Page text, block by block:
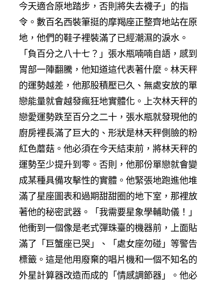
今天適合原地踏步，否則將失去襪子」的指
令。數百名西裝筆挺的摩羯座正整齊地站在原
地，他們的鞋子裡裝滿了已經潮濕的淚水。
「負百分之八十七？」張水瓶喃喃自語，感到
胃部一陣翻騰，他知道這代表著什麼。林天秤
的運勢越差，他那股積壓已久、無處安放的單
戀能量就會越發瘋狂地實體化。上次林天秤的
戀愛運勢跌至百分之二十，張水瓶就發現他的
廚房裡長滿了巨大的、形狀是林天秤側臉的粉
紅色蘑菇。他必須在今天結束前，將林天秤的
運勢至少提升到零。否則，他那份單戀就會變
成某種具備攻擊性的實體。他緊張地跑進他堆
滿了星座圖表和過期甜甜圈的地下室，那裡放
著他的秘密武器。「我需要星象學輔助儀！」
他衝到一個像是老式彈珠臺的機器前，上面貼
滿了「巨蟹座已哭」、「處女座勿碰」等警告
標籤。這是他用廢棄的唱片機和一個不知名的
外星計算器改造而成的「情感調節器」。他必